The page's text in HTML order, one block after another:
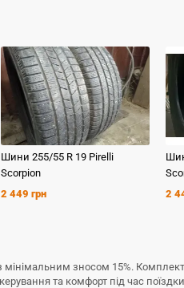
Шини255/55 R 19 Pirelli
Scorpion
2 449 грн
2
зносом 15%.
та комфорт під час